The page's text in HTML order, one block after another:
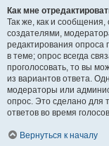
Как мне
Так же, как и сообщения,
создателями,
редактирования опроса
в теме; опрос всегда
проголосовать, то вы
из вариантов ответа.
модераторы или
опрос. Это сделано для
ответов во время
Вернуться к началу